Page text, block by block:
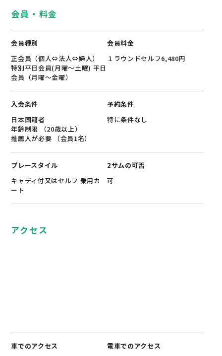
会員・料金
会員種別
正会員（個人⇔法人⇔婦人）
特別平日会員(月曜～土曜) 平日
会員（月曜～金曜）
会員料金
１ラウンドセルフ6,480円
入会条件
日本国籍者
年齢制限 （20歳以上）
推薦人が必要 （会員1名）
予約条件
特に条件なし
プレースタイル
キャディ付又はセルフ 乗用カ
ート
2サムの可否
可
アクセス
車でのアクセス
電車でのアクセス